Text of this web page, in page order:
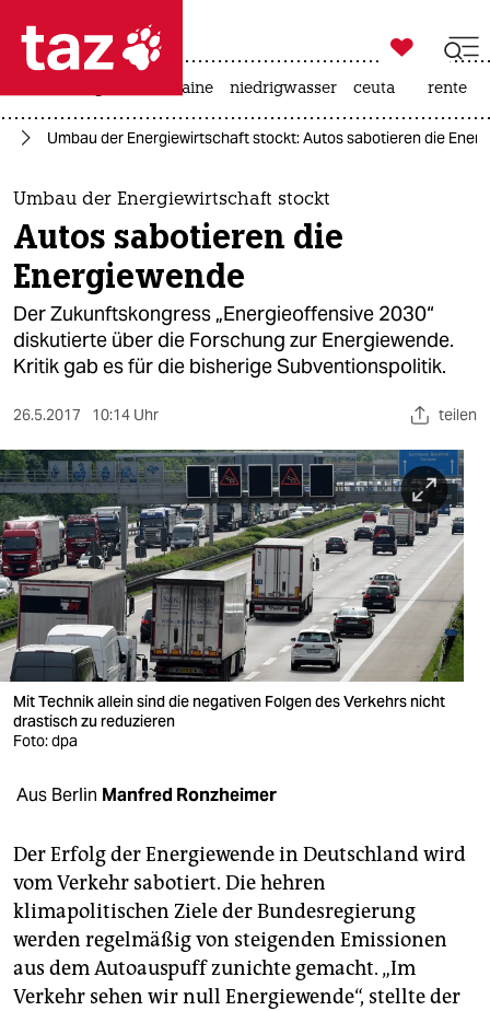
 taz zahl ich
taz zahl ich
themen
politik
öko
gesellschaft
sport
berlin
nord
wahrheit
verlag
verlag
veranstaltungen
unterstützen
abo
genossenschaft
epaper login

taz zahl ich
krieg in der ukraine niedrigwasser ceuta rente
Umbau der Energiewirtschaft stockt: Autos sabotieren die
Umbau der Energiewirtschaft stockt
Autos sabotieren die
Energiewende
Der Zukunftskongress „Energieoffensive 2030“
diskutierte über die Forschung zur Energiewende.
Kritik gab es für die bisherige Subventionspolitik.
26.5.2017 10:14 Uhr teilen
Mit Technik allein sind die negativen Folgen des Verkehrs nicht
drastisch zu reduzieren
Foto: dpa
Aus Berlin Manfred Ronzheimer
Der Erfolg der Energiewende in Deutschland wird
vom Verkehr sabotiert. Die hehren
klimapolitischen Ziele der Bundesregierung
werden regelmäßig von steigenden Emissionen
aus dem Autoauspuff zunichte gemacht. „Im
Verkehr sehen wir null Energiewende“, stellte der